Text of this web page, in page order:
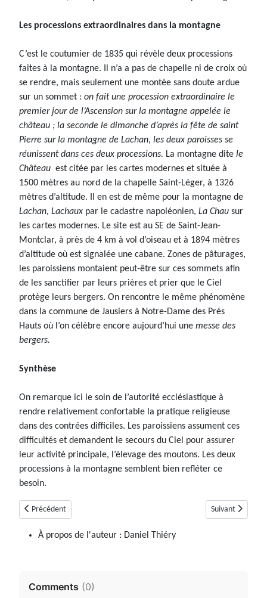
Les processions extraordinaires dans la montagne
C’est le coutumier de 1835 qui révèle deux processions
faites à la montagne. Il n’a a pas de chapelle ni de croix où
se rendre, mais seulement une montée sans doute ardue
sur un sommet : on fait une procession extraordinaire le
premier jour de l’Ascension sur la montagne appelée le
château ; la seconde le dimanche d’après la fête de saint
Pierre sur la montagne de Lachan, les deux paroisses se
réunissent dans ces deux processions. La montagne dite le
Château est citée par les cartes modernes et située à
1500 mètres au nord de la chapelle Saint-Léger, à 1326
mètres d’altitude. Il en est de même pour la montagne de
Lachan, Lachaux par le cadastre napoléonien, La Chau sur
les cartes modernes. Le site est au SE de Saint-Jean-
Montclar, à près de 4 km à vol d’oiseau et à 1894 mètres
d’altitude où est signalée une cabane. Zones de pâturages,
les paroissiens montaient peut-être sur ces sommets afin
de les sanctifier par leurs prières et prier que le Ciel
protège leurs bergers. On rencontre le même phénomène
dans la commune de Jausiers à Notre-Dame des Prés
Hauts où l’on célèbre encore aujourd’hui une messe des
bergers.
Synthèse
On remarque ici le soin de l’autorité ecclésiastique à
rendre relativement confortable la pratique religieuse
dans des contrées difficiles. Les paroissiens assument ces
difficultés et demandent le secours du Ciel pour assurer
leur activité principale, l’élevage des moutons. Les deux
processions à la montagne semblent bien refléter ce
besoin.
Article précédent : Montagnac-Montpezat
Précédent Article suivant :
Suivant
À propos de l'auteur : Daniel Thiéry
Comments (0)